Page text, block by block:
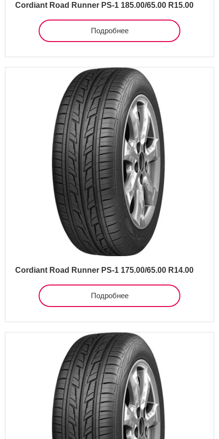
Cordiant Road Runner PS-1 185.00/65.00 R15.00
Подробнее
Cordiant Road Runner PS-1 175.00/65.00 R14.00
Подробнее